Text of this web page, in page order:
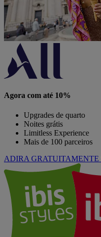
Agora com até 10%
Upgrades de quarto
Noites grátis
Limitless Experience
Mais de 100 parceiros
ADIRA GRATUITAMENTE